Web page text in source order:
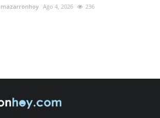
mazarronhoy Ago 4, 2026 236